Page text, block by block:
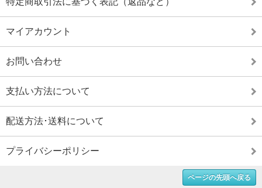
マイアカウント
お問い合わせ
支払い方法について
配送方法･送料について
プライバシーポリシー
ページの先頭へ戻る